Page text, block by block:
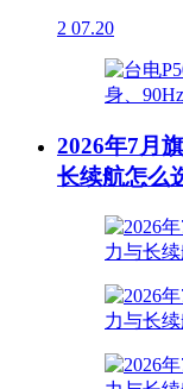
2 07.20
2026年7月
长续航怎么